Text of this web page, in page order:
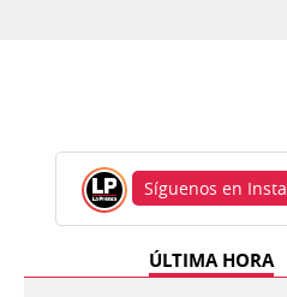
Síguenos en
ÚLTIMA HORA